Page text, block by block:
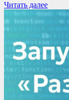
Читать далее